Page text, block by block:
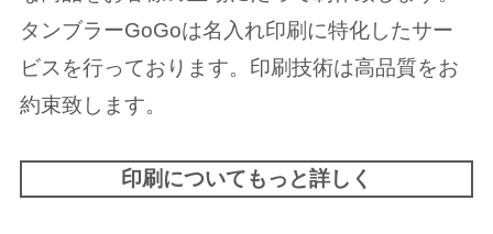
タンブラーGoGoは名入れ印刷に特化したサー
ビスを行っております。印刷技術は高品質をお
約束致します。
印刷についてもっと詳しく